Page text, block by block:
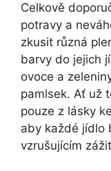
Celkově
potravy a
zkusit různá
barvy do jejich
ovoce a
pamlsek. Ať už
pouze z lásky
aby každé jídlo
vzrušujícím